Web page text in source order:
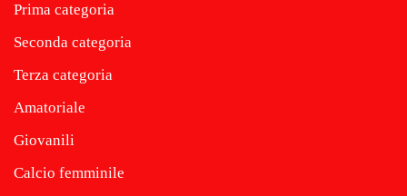
Prima categoria
Seconda categoria
Terza categoria
Amatoriale
Giovanili
Calcio femminile